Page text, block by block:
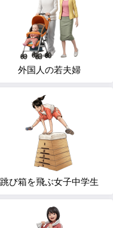
外国人の若夫婦
跳び箱を飛ぶ女子中学生